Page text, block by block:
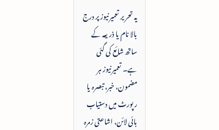
یہ تحریر تعمیرنیوز پر درج
بالا نام یا ذریعہ کے
ساتھ شائع کی گئی
ہے۔ تعمیرنیوز ہر
مضمون، خبر، تبصرہ یا
رپورٹ میں دستیاب
بائی لائن، اشاعتی زمرہ